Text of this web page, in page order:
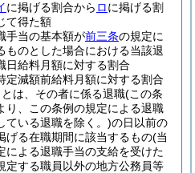
に掲げる割合から ロに掲げる割
て得た額
手当の基本額が前三条の規定に
ものとした場合における当該退
日給料月額に対する割合
定減額前給料月額に対する割合
は、その者に係る退職(この条
り、この条例の規定による退職
ている退職を除く。)の日以前の
げる在職期間に該当するもの(当
による退職手当の支給を受けた
定する職員以外の地方公務員等